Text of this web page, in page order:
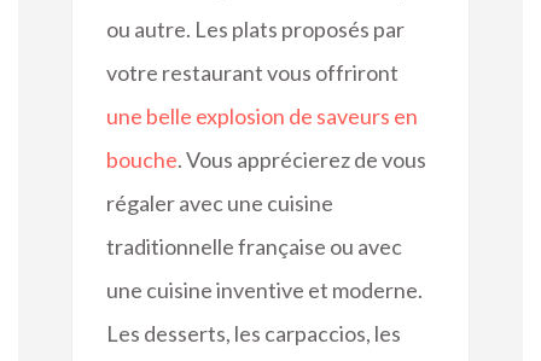
ou autre. Les plats proposés par
votre restaurant vous offriront
une belle explosion de saveurs en
bouche. Vous apprécierez de vous
régaler avec une cuisine
traditionnelle française ou avec
une cuisine inventive et moderne.
Les desserts, les carpaccios, les